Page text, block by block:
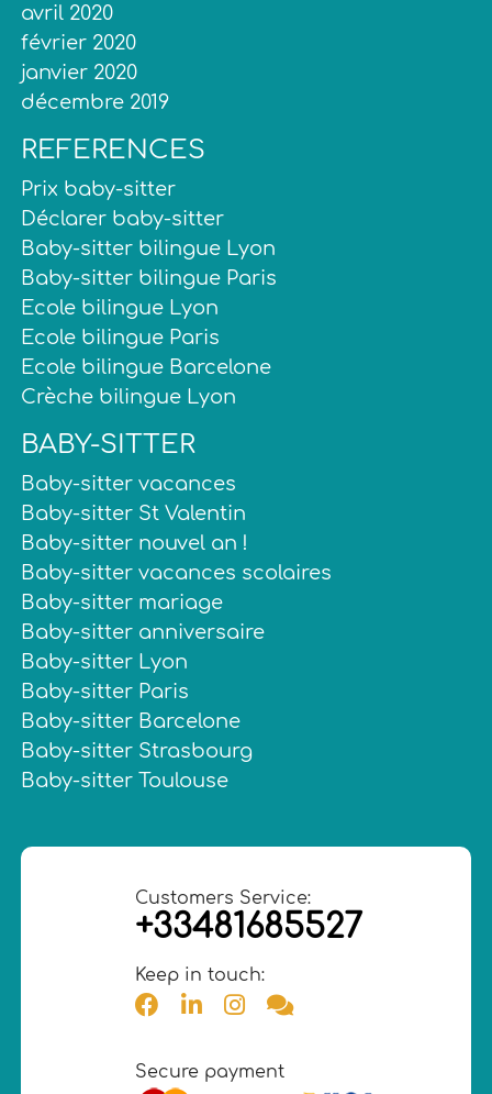
avril 2020
février 2020
janvier 2020
décembre 2019
REFERENCES
Prix baby-sitter
Déclarer baby-sitter
Baby-sitter bilingue Lyon
Baby-sitter bilingue Paris
Ecole bilingue Lyon
Ecole bilingue Paris
Ecole bilingue Barcelone
Crèche bilingue Lyon
BABY-SITTER
Baby-sitter vacances
Baby-sitter St Valentin
Baby-sitter nouvel an !
Baby-sitter vacances scolaires
Baby-sitter mariage
Baby-sitter anniversaire
Baby-sitter Lyon
Baby-sitter Paris
Baby-sitter Barcelone
Baby-sitter Strasbourg
Baby-sitter Toulouse
Customers Service:
+33481685527
Keep in touch:
Secure payment